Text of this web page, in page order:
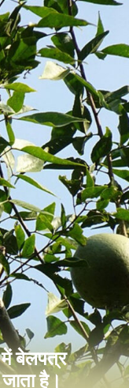
में बेलपत्र
है।